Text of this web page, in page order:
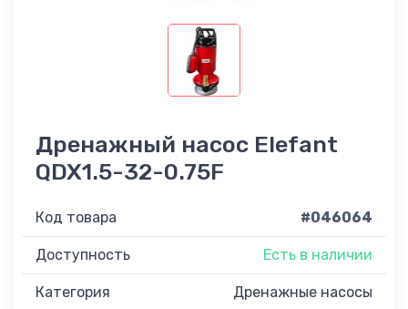
Дренажный насос Elefant
QDX1.5-32-0.75F
Код товара #046064
Доступность Есть в наличии
Категория Дренажные насосы